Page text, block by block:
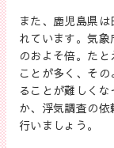
また、鹿児島県
れています。気
のおよそ倍。た
ことが多く、そ
ることが難しく
か、浮気調査の
行いましょう。